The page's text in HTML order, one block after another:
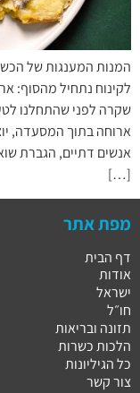
המנות המענגות של
לקינוח נתחיל מהסוף:
שקרה לפני שהתחלנו
ארוחה בתוך המסעדה,
אנשים דתיים, הגברת
[…]
מפת אתר
דף הבית
אודות
ישראל
חו״ל
תזונה ובריאות
הלכות כשרות
כל הגיליונות
צור קשר